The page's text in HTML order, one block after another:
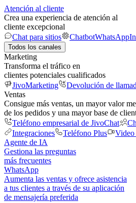
Atención al cliente
Crea una experiencia de atención al
cliente excepcional
Chat para sitios
ChatbotWhatsApp
Todos los canales
Marketing
Transforma el tráfico en
clientes potenciales cualificados
JivoMarketing
Devolución de
Ventas
Consigue más ventas, un mayor valor
de los pedidos y una mayor base de
Teléfono empresarial de JivoChat
Integraciones
Teléfono Plus Video
Agente de IA
Gestiona las preguntas
más frecuentes
WhatsApp
Aumenta las ventas y ofrece asistencia
a tus clientes a través de su aplicación
de mensajería preferida